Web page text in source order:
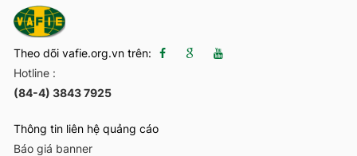
Theo dõi vafie.org.vn trên:
Hotline :
(84-4) 3843 7925
Thông tin liên hệ quảng cáo
Báo giá banner